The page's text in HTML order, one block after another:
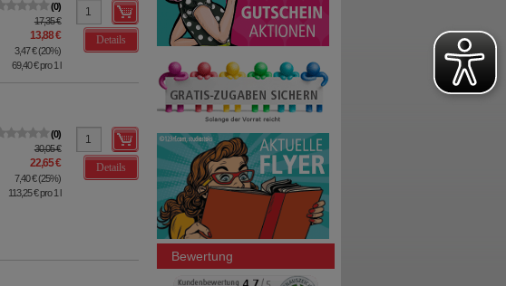
0
17,35 €
13,88 €
3,47 €(20%)
69,40 €pro 1 l
Details
0
30,05 €
22,65 €
7,40 €(25%)
113,25 €pro 1 l
Details
Bewertung